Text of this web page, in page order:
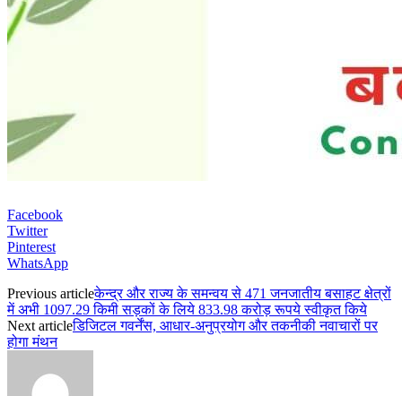
Facebook
Twitter
Pinterest
WhatsApp
Previous articleकेन्द्र और राज्य के समन्वय से 471 जनजातीय बसाहट क्षेत्रों
में अभी 1097.29 किमी सड़कों के लिये 833.98 करोड़ रूपये स्वीकृत किये
Next articleडिजिटल गवर्नेंस, आधार-अनुप्रयोग और तकनीकी नवाचारों पर
होगा मंथन